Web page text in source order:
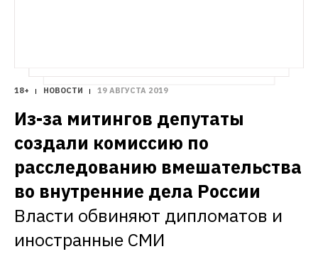
18+ НОВОСТИ 19 АВГУСТА 2019
Из-за митингов депутаты
создали комиссию по
расследованию вмешательства
во внутренние дела России
Власти обвиняют дипломатов и
иностранные СМИ